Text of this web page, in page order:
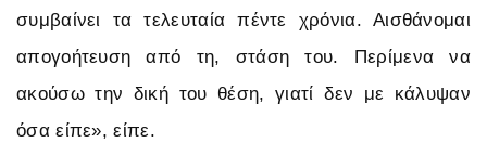
συμβαίνει τα τελευταία πέντε χρόνια. Αισθάνομαι
απογοήτευση από τη, στάση του. Περίμενα να
ακούσω την δική του θέση, γιατί δεν με κάλυψαν
όσα είπε», είπε.